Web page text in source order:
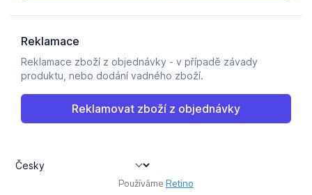
PoužívámeRetino